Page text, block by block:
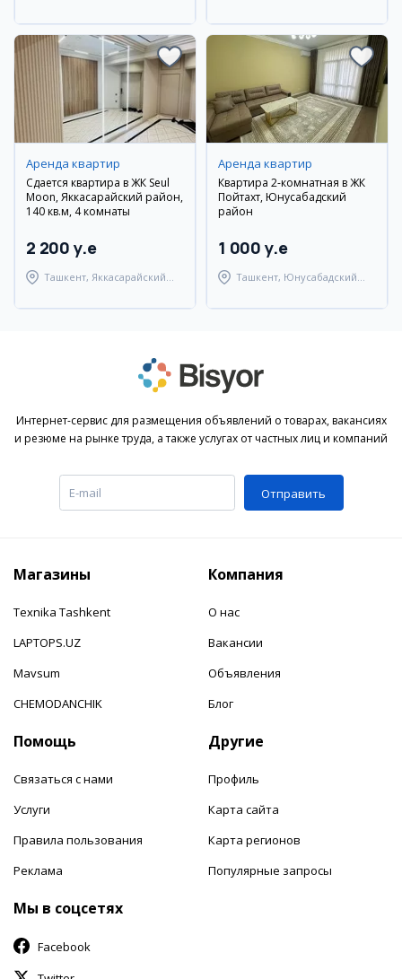
Аренда квартир
Сдается квартира в ЖК Seul
Moon, Яккасарайский район,
140 кв.м, 4 комнаты
2 200 y.e
Ташкент, Яккасарайский
Аренда квартир
Квартира 2-комнатная в ЖК
Пойтахт, Юнусабадский
район
1 000 y.e
Ташкент, Юнусабадский
Интернет-сервис для размещения объявлений о товарах, вакансиях
и резюме на рынке труда, а также услугах от частных лиц и компаний
Отправить
Магазины
Texnika Tashkent
LAPTOPS.UZ
Mavsum
CHEMODANCHIK
Компания
О нас
Вакансии
Объявления
Блог
Помощь
Связаться с нами
Услуги
Правила пользования
Реклама
Другие
Профиль
Карта сайта
Карта регионов
Популярные запросы
Мы в соцсетях
Facebook